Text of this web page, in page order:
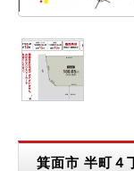
箕面市 半町４